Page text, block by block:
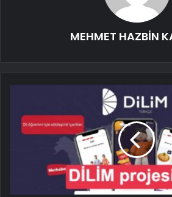
MEHMET HAZBİN